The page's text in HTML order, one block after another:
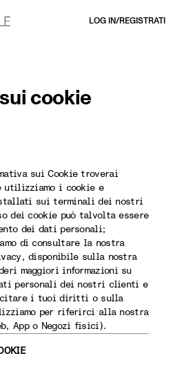
LOG IN/REGISTRATI
cookie
sui Cookie troverai
utilizziamo i cookie e
sui terminali dei nostri
dei cookie può talvolta essere
dei dati personali;
di consultare la nostra
disponibile sulla nostra
maggiori informazioni su
personali dei nostri clienti e
i tuoi diritti o sulla
per riferirci alla nostra
App o Negozi fisici).